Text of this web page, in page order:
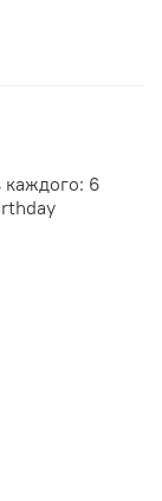
каждого: 6